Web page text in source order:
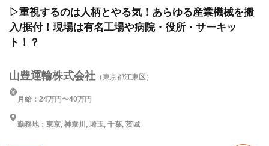
▷重視するのは人柄とやる気！あらゆる産業機械を搬
入/据付！現場は有名工場や病院・役所・サーキッ
ト！？
山豊運輸株式会社 （東京都江東区）
月給：24万円〜40万円
勤務地：東京, 神奈川, 埼玉, 千葉, 茨城